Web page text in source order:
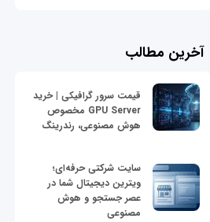
آخرین مطالب
قیمت سرور گرافیکی | خرید
GPU Server مخصوص
هوش مصنوعی، رندرینگ
سایت شرکتی حرفه‌ای؛
ویترین دیجیتال شما در
عصر جستجو و هوش
مصنوعی